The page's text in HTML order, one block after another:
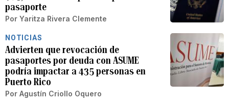
pasaporte
Por Yaritza Rivera Clemente
NOTICIAS
Advierten que revocación de
pasaportes por deuda con ASUME
podría impactar a 435 personas en
Puerto Rico
Por Agustín Criollo Oquero